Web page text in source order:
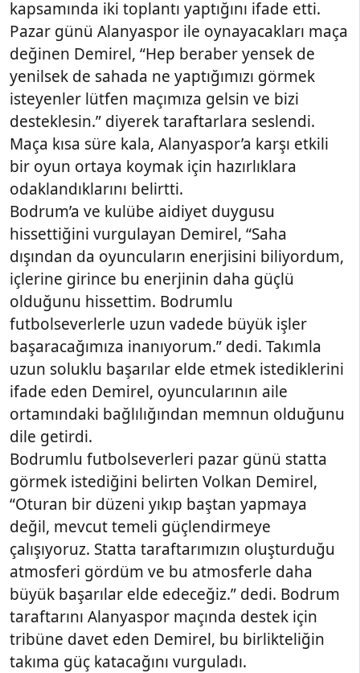
kapsamında iki toplantı yaptığını ifade etti.
Pazar günü Alanyaspor ile oynayacakları maça
değinen Demirel, “Hep beraber yensek de
yenilsek de sahada ne yaptığımızı görmek
isteyenler lütfen maçımıza gelsin ve bizi
desteklesin.” diyerek taraftarlara seslendi.
Maça kısa süre kala, Alanyaspor’a karşı etkili
bir oyun ortaya koymak için hazırlıklara
odaklandıklarını belirtti.
Bodrum’a ve kulübe aidiyet duygusu
hissettiğini vurgulayan Demirel, “Saha
dışından da oyuncuların enerjisini biliyordum,
içlerine girince bu enerjinin daha güçlü
olduğunu hissettim. Bodrumlu
futbolseverlerle uzun vadede büyük işler
başaracağımıza inanıyorum.” dedi. Takımla
uzun soluklu başarılar elde etmek istediklerini
ifade eden Demirel, oyuncularının aile
ortamındaki bağlılığından memnun olduğunu
dile getirdi.
Bodrumlu futbolseverleri pazar günü statta
görmek istediğini belirten Volkan Demirel,
“Oturan bir düzeni yıkıp baştan yapmaya
değil, mevcut temeli güçlendirmeye
çalışıyoruz. Statta taraftarımızın oluşturduğu
atmosferi gördüm ve bu atmosferle daha
büyük başarılar elde edeceğiz.” dedi. Bodrum
taraftarını Alanyaspor maçında destek için
tribüne davet eden Demirel, bu birlikteliğin
takıma güç katacağını vurguladı.